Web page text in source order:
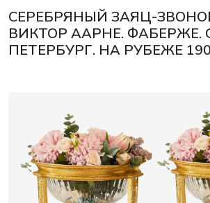
СЕРЕБРЯНЫЙ ЗАЯЦ-
ВИКТОР ААРНЕ. ФАБЕРЖЕ.
ПЕТЕРБУРГ. НА РУБЕЖЕ